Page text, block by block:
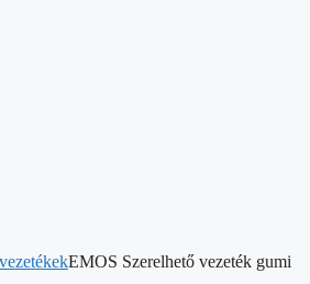
EMOS Szerelhető vezeték gumi